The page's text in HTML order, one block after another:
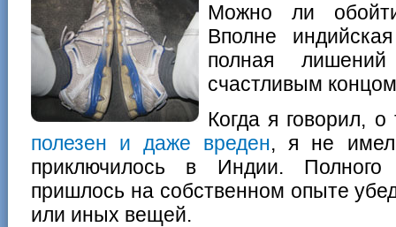
Можно ли
Вполне
полная
счастливым
Когда я говорил,
полезен и даже вреден, я не имел
приключилось в Индии. Полного
пришлось на собственном опыте
или иных вещей.